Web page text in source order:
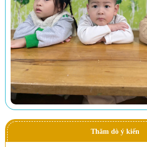
Thăm dò ý kiến